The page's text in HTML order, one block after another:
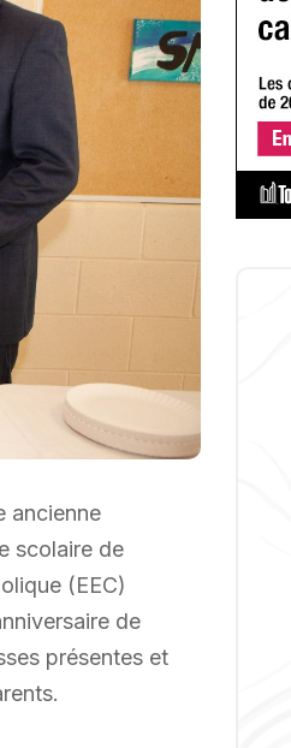
ancienne
scolaire de
(EEC)
de
présentes et